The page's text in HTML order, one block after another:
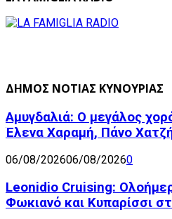
ΔΗΜΟΣ ΝΟΤΙΑΣ ΚΥΝΟΥΡΙΑΣ
Αμυγδαλιά: Ο μεγάλος
Έλενα Χαραμή, Πάνο
06/08/202606/08/20260
Leonidio Cruising:
Φωκιανό και Κυπαρίσσι